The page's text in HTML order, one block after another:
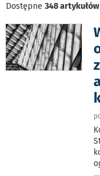
Dostępne 348 artykułów